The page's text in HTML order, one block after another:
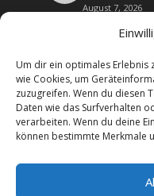
Um dir ein optimales Erlebnis
wie Cookies, um
zuzugreifen. Wenn du diesen
Daten wie das Surfverhalten
verarbeiten. Wenn du deine
können bestimmte Merkmale
August 7, 2026
Kontakt